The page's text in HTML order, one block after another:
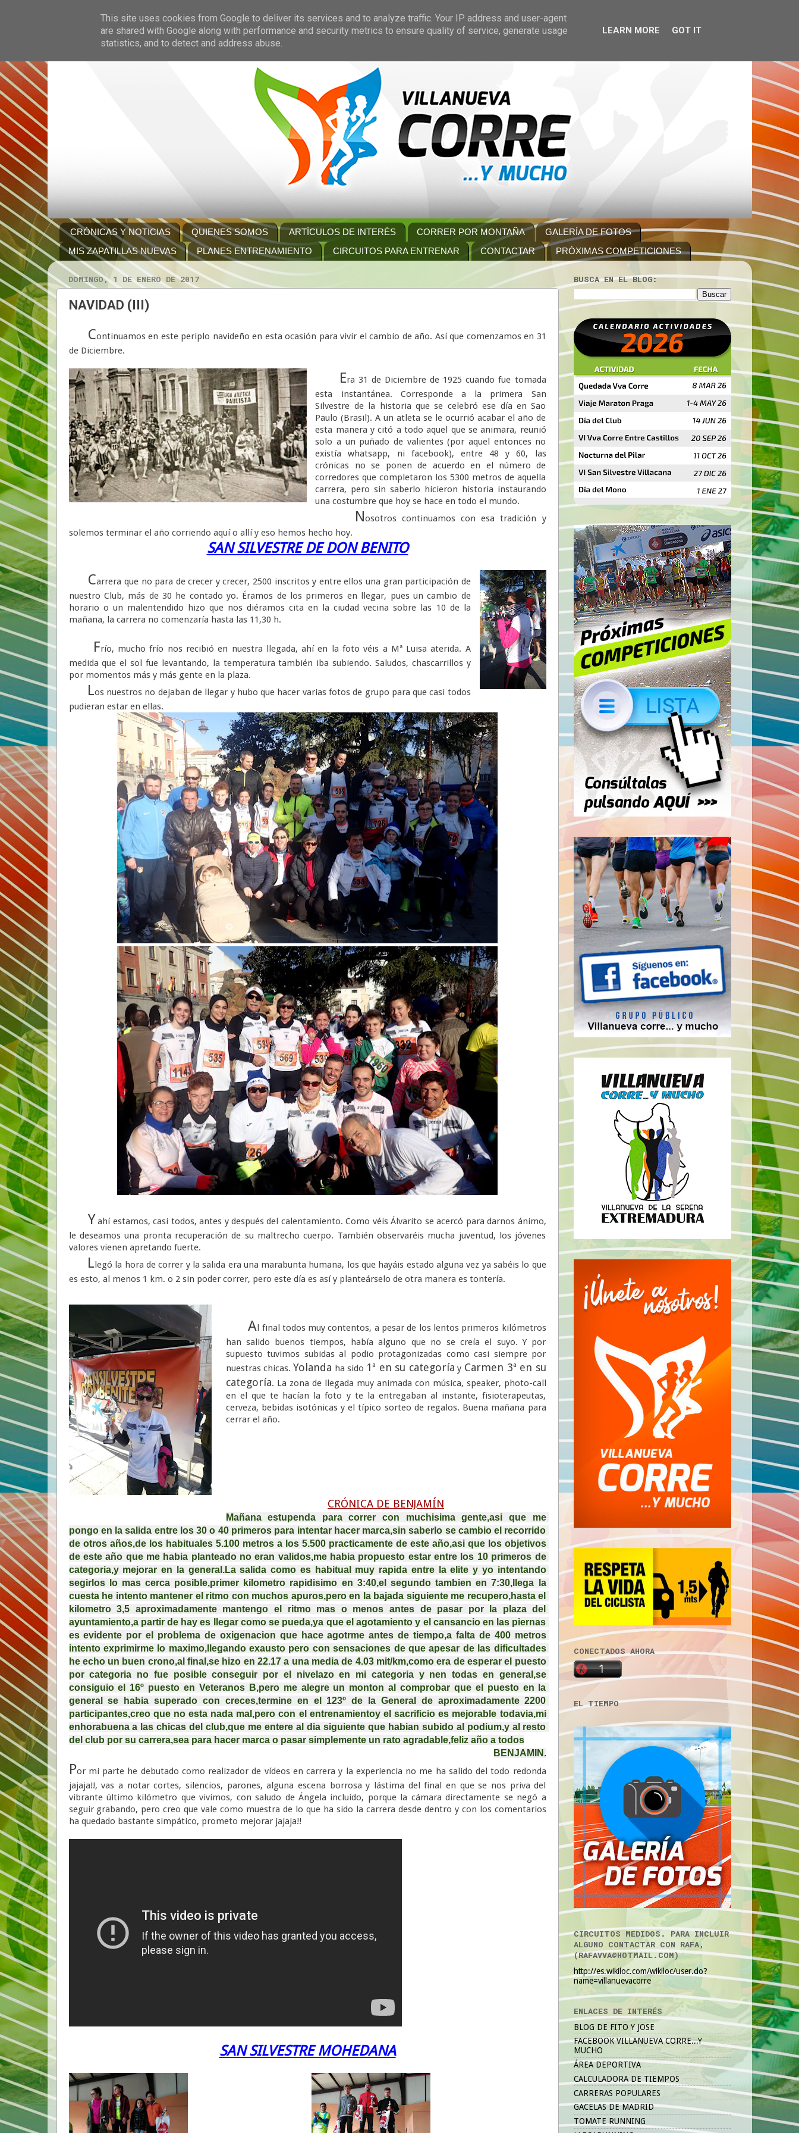
CRÓNICAS Y NOTICIAS QUIENES SOMOS ARTÍCULOS DE INTERÉS CORRER POR MONTAÑA
GALERÍA DE FOTOS
MIS ZAPATILLAS NUEVAS
PLANES ENTRENAMIENTO CIRCUITOS PARA ENTRENAR CONTACTAR PRÓXIMAS COMPETICIONES
DOMINGO, 1 DE ENERO DE 2017
NAVIDAD (III)
Continuamos en este periplo navideño en esta ocasión para vivir el cambio de año. Así que comenzamos en 31
de Diciembre.
Era 31 de Diciembre de 1925 cuando fue tomada
esta instantánea. Corresponde a la primera San
Silvestre de la historia que se celebró ese día en Sao
Paulo (Brasil). A un atleta se le ocurrió acabar el año de
esta manera y citó a todo aquel que se animara, reunió
solo a un puñado de valientes (por aquel entonces no
existía whatsapp, ni facebook), entre 48 y 60, las
crónicas no se ponen de acuerdo en el número de
corredores que completaron los 5300 metros de aquella
carrera, pero sin saberlo hicieron historia instaurando
una costumbre que hoy se hace en todo el mundo.
Nosotros continuamos con esa tradición y
solemos terminar el año corriendo aquí o allí y eso hemos hecho hoy.
SAN SILVESTRE DE DON BENITO
Carrera que no para de crecer y crecer, 2500 inscritos y entre ellos una gran participación de
nuestro Club, más de 30 he contado yo. Éramos de los primeros en llegar, pues un cambio de
horario o un malentendido hizo que nos diéramos cita en la ciudad vecina sobre las 10 de la
mañana, la carrera no comenzaría hasta las 11,30 h.
Frío, mucho frío nos recibió en nuestra llegada, ahí en la foto véis a Mª Luisa aterida. A
medida que el sol fue levantando, la temperatura también iba subiendo. Saludos, chascarrillos y
por momentos más y más gente en la plaza.
Los nuestros no dejaban de llegar y hubo que hacer varias fotos de grupo para que casi todos
pudieran estar en ellas.
Y ahí estamos, casi todos, antes y después del calentamiento. Como véis Álvarito se acercó para darnos ánimo,
le deseamos una pronta recuperación de su maltrecho cuerpo. También observaréis mucha juventud, los jóvenes
valores vienen apretando fuerte.
Llegó la hora de correr y la salida era una marabunta humana, los que hayáis estado alguna vez ya sabéis lo que
es esto, al menos 1 km. o 2 sin poder correr, pero este día es así y planteárselo de otra manera es tontería.
Al final todos muy contentos, a pesar de los lentos primeros kilómetros
han salido buenos tiempos, había alguno que no se creía el suyo. Y por
supuesto tuvimos subidas al podio protagonizadas como casi siempre por
nuestras chicas.Yolanda ha sido 1ª en su categoría yCarmen 3ª en su
categoría. La zona de llegada muy animada con música, speaker, photo-call
en el que te hacían la foto y te la entregaban al instante, fisioterapeutas,
cerveza, bebidas isotónicas y el típico sorteo de regalos. Buena mañana para
cerrar el año.
CRÓNICA DE BENJAMÍN
Mañana estupenda para correr con muchisima gente,asi que me
pongo en la salida entre los 30 o 40 primeros para intentar hacer marca,sin saberlo se cambio el recorrido
de otros años,de los habituales 5.100 metros a los 5.500 practicamente de este año,asi que los objetivos
de este año que me habia planteado no eran validos,me habia propuesto estar entre los 10 primeros de
categoria,y mejorar en la general.La salida como es habitual muy rapida entre la elite y yo intentando
segirlos lo mas cerca posible,primer kilometro rapidisimo en 3:40,el segundo tambien en 7:30,llega la
cuesta he intento mantener el ritmo con muchos apuros,pero en la bajada siguiente me recupero,hasta el
kilometro 3,5 aproximadamente mantengo el ritmo mas o menos antes de pasar por la plaza del
ayuntamiento,a partir de hay es llegar como se pueda,ya que el agotamiento y el cansancio en las piernas
es evidente por el problema de oxigenacion que hace agotrme antes de tiempo,a falta de 400 metros
intento exprimirme lo maximo,llegando exausto pero con sensaciones de que apesar de las dificultades
he echo un buen crono,al final,se hizo en 22.17 a una media de 4.03 mit/km,como era de esperar el puesto
por categoria no fue posible conseguir por el nivelazo en mi categoria y nen todas en general,se
consiguio el 16º puesto en Veteranos B,pero me alegre un monton al comprobar que el puesto en la
general se habia superado con creces,termine en el 123º de la General de aproximadamente 2200
participantes,creo que no esta nada mal,pero con el entrenamientoy el sacrificio es mejorable todavia,mi
enhorabuena a las chicas del club,que me entere al dia siguiente que habian subido al podium,y al resto
del club por su carrera,sea para hacer marca o pasar simplemente un rato agradable,feliz año a todos
BENJAMIN.
Por mi parte he debutado como realizador de vídeos en carrera y la experiencia no me ha salido del todo redonda
jajaja!!, vas a notar cortes, silencios, parones, alguna escena borrosa y lástima del final en que se nos priva del
vibrante último kilómetro que vivimos, con saludo de Ángela incluido, porque la cámara directamente se negó a
seguir grabando, pero creo que vale como muestra de lo que ha sido la carrera desde dentro y con los comentarios
ha quedado bastante simpático, prometo mejorar jajaja!!
SAN SILVESTRE MOHEDANA
BUSCA EN EL BLOG:
CONECTADOS AHORA
EL TIEMPO
CIRCUITOS MEDIDOS. PARA INCLUIR
ALGUNO CONTACTAR CON RAFA,
(RAFAVVA@HOTMAIL.COM)
http://es.wikiloc.com/wikiloc/user.do?
name=villanuevacorre
ENLACES DE INTERÉS
BLOG DE FITO Y JOSE
FACEBOOK VILLANUEVA CORRE...Y
MUCHO
ÁREA DEPORTIVA
CALCULADORA DE TIEMPOS
CARRERAS POPULARES
GACELAS DE MADRID
TOMATE RUNNING
This site uses cookies from Google to deliver its services and to analyze traffic. Your IP address and user-agent
are shared with Google along with performance and security metrics to ensure quality of service, generate usage
statistics, and to detect and address abuse.
LEARN MORE GOT IT